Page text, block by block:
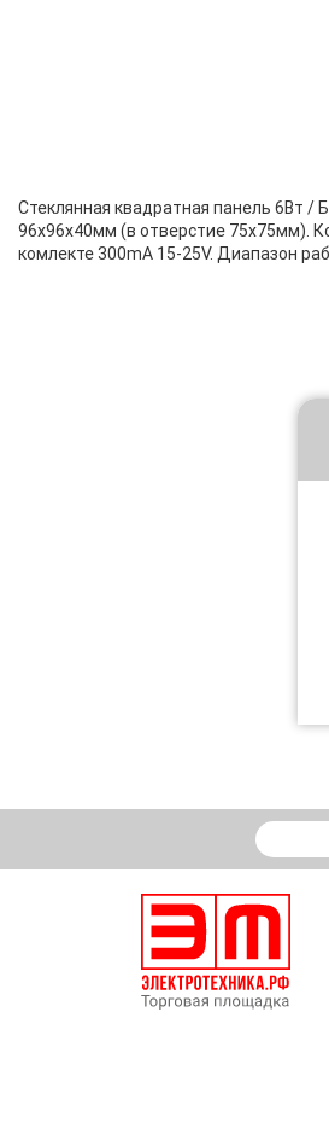
Стеклянная квадратная панель 6Вт
96x96x40мм (в отверстие 75x75мм).
комлекте 300mA 15-25V. Диапазон